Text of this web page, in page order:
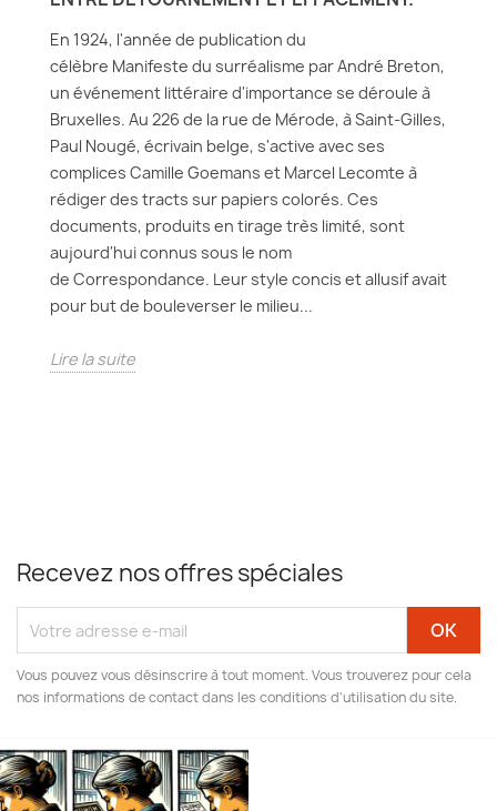
En 1924, l'année de publication du
célèbre Manifeste du surréalisme par André Breton,
un événement littéraire d'importance se déroule à
Bruxelles. Au 226 de la rue de Mérode, à Saint-Gilles,
Paul Nougé, écrivain belge, s'active avec ses
complices Camille Goemans et Marcel Lecomte à
rédiger des tracts sur papiers colorés. Ces
documents, produits en tirage très limité, sont
aujourd'hui connus sous le nom
de Correspondance. Leur style concis et allusif avait
pour but de bouleverser le milieu...
Lire la suite
Recevez nos offres spéciales
Vous pouvez vous désinscrire à tout moment. Vous trouverez pour cela
nos informations de contact dans les conditions d'utilisation du site.